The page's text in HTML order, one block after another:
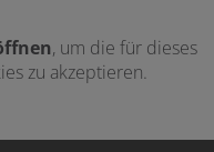
, um die für dieses
zu akzeptieren.